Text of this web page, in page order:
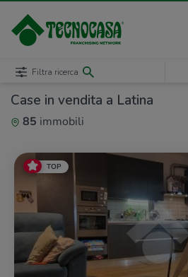
Case in vendita a Latina
85 immobili
Filtra ricerca
TOP